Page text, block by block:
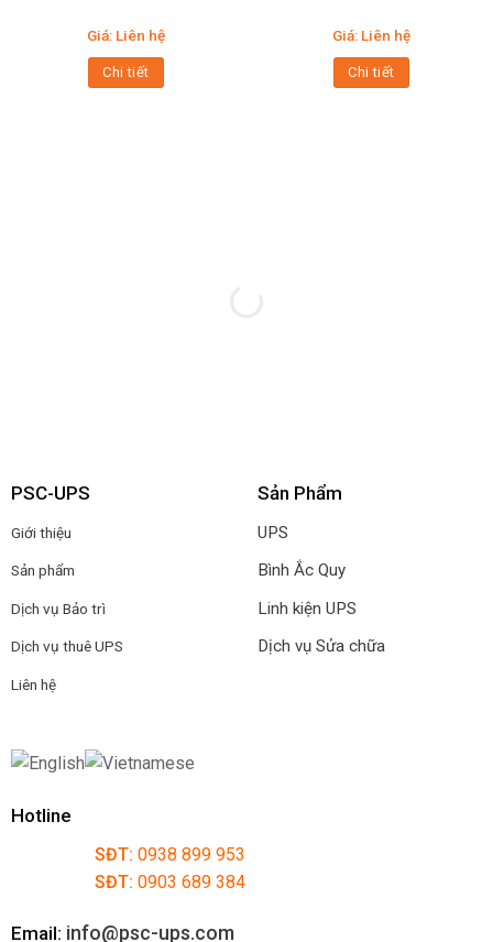
Giá: Liên hệ
Chi tiết
Giá: Liên hệ
Chi tiết
PSC-UPS
Giới thiệu
Sản phẩm
Dịch vụ Bảo trì
Dịch vụ thuê UPS
Liên hệ
Sản Phẩm
UPS
Bình Ắc Quy
Linh kiện UPS
Dịch vụ Sửa chữa
Hotline
SĐT: 0938 899 953
SĐT: 0903 689 384
Email: info@psc-ups.com